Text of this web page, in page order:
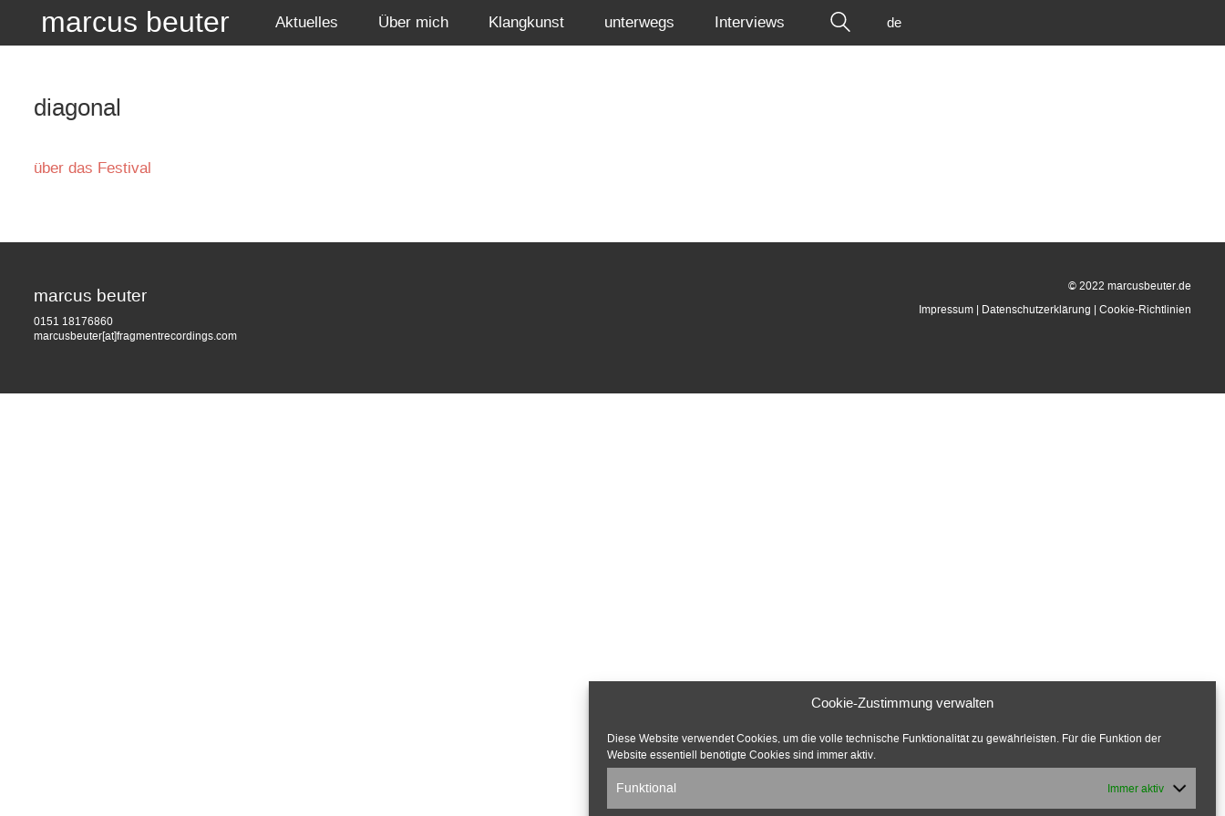
Cookie-Zustimmung verwalten
Diese Website verwendet Cookies, um die volle technische Funktionalität zu gewährleisten. Für die Funktion der
Website essentiell benötigte Cookies sind immer aktiv.
Funktional Immer aktiv
marcus beuter Aktuelles Über mich Klangkunst unterwegs Interviews de
diagonal
über das Festival
marcus beuter
0151 18176860
marcusbeuter[at]fragmentrecordings.com
© 2022 marcusbeuter.de
Impressum Datenschutzerklärung Cookie-Richtlinien